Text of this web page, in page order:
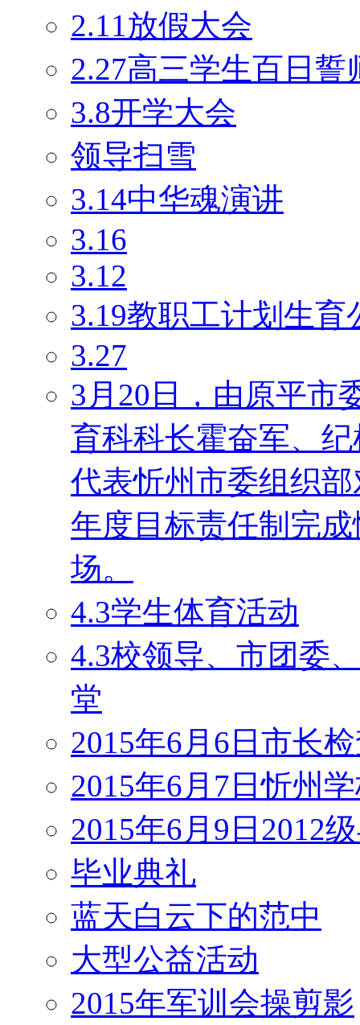
2.11放假大会
2.27高三学生百日誓
3.8开学大会
领导扫雪
3.14中华魂演讲
3.16
3.12
3.19教职工计划生育
3.27
3月20日，由原平市
育科科长霍奋军、
代表忻州市委组织
年度目标责任制完
场。
4.3学生体育活动
4.3校领导、市团委
堂
2015年6月6日市长
2015年6月7日忻州
2015年6月9日2012
毕业典礼
蓝天白云下的范中
大型公益活动
2015年军训会操剪影